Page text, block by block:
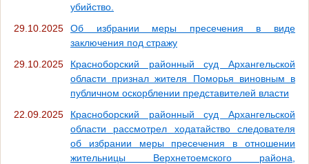
убийство.
29.10.2025
Об избрании меры пресечения в виде
заключения под стражу
29.10.2025
Красноборский районный суд Архангельской
области признал жителя Поморья виновным в
публичном оскорблении представителей власти
22.09.2025
Красноборский районный суд Архангельской
области рассмотрел ходатайство следователя
об избрании меры пресечения в отношении
жительницы Верхнетоемского района,